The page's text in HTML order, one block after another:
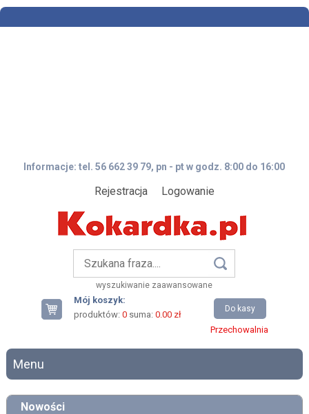
Informacje: tel. 56 662 39 79, pn - pt w godz. 8:00 do 16:00
Rejestracja Logowanie
wyszukiwanie zaawansowane
Mój koszyk:
produktów: 0suma: 0.00 zł
Do kasy
Przechowalnia
Menu
Nowości